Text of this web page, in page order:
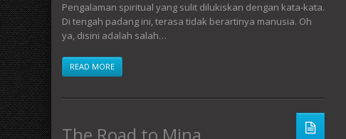
Pengalaman spiritual yang sulit dilukiskan dengan kata-kata.
Di tengah padang ini, terasa tidak berartinya manusia. Oh
ya, disini adalah salah…
READ MORE